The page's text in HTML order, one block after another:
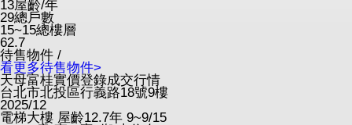
13屋齡/年
29總戶數
15~15總樓層
62.7
待售物件 /
看更多待售物件>
天母富桂實價登錄成交行情
台北市北投區行義路18號9樓
2025/12
電梯大樓 屋齡12.7年 9~9/15